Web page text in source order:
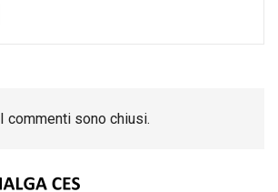
I commenti sono chiusi.